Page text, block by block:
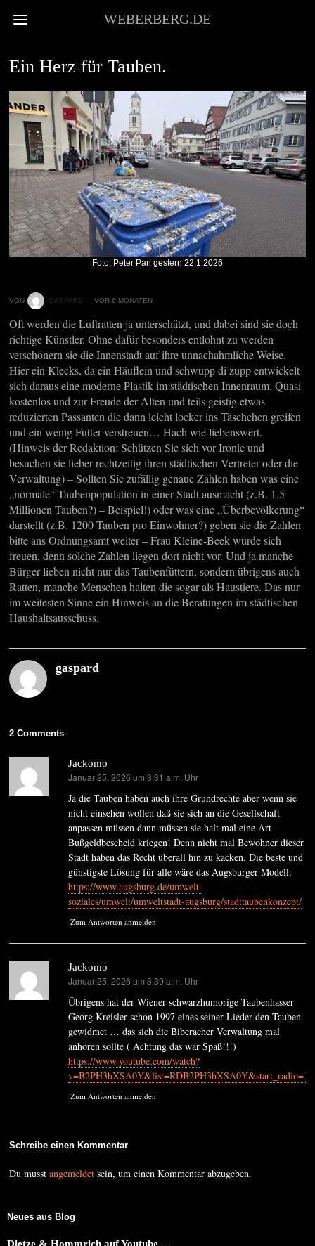
WEBERBERG.DE
Ein Herz für Tauben.
Foto: Peter Pan gestern 22.1.2026
VON GASPARD VOR 6 MONATEN
Oft werden die Luftratten ja unterschätzt, und dabei sind sie doch
richtige Künstler. Ohne dafür besonders entlohnt zu werden
verschönern sie die Innenstadt auf ihre unnachahmliche Weise.
Hier ein Klecks, da ein Häuflein und schwupp di zupp entwickelt
sich daraus eine moderne Plastik im städtischen Innenraum. Quasi
kostenlos und zur Freude der Alten und teils geistig etwas
reduzierten Passanten die dann leicht locker ins Täschchen greifen
und ein wenig Futter verstreuen… Hach wie liebenswert.
(Hinweis der Redaktion: Schützen Sie sich vor Ironie und
besuchen sie lieber rechtzeitig ihren städtischen Vertreter oder die
Verwaltung) – Sollten Sie zufällig genaue Zahlen haben was eine
„normale“ Taubenpopulation in einer Stadt ausmacht (z.B. 1,5
Millionen Tauben?) – Beispiel!) oder was eine „Überbevölkerung“
darstellt (z.B. 1200 Tauben pro Einwohner?) geben sie die Zahlen
bitte ans Ordnungsamt weiter – Frau Kleine-Beek würde sich
freuen, denn solche Zahlen liegen dort nicht vor. Und ja manche
Bürger lieben nicht nur das Taubenfüttern, sondern übrigens auch
Ratten, manche Menschen halten die sogar als Haustiere. Das nur
im weitesten Sinne ein Hinweis an die Beratungen im städtischen
Haushaltsausschuss.
gaspard
2 Comments
Jackomo
sagt:
Januar 25, 2026 um 3:31 a.m. Uhr
Ja die Tauben haben auch ihre Grundrechte aber wenn sie
nicht einsehen wollen daß sie sich an die Gesellschaft
anpassen müssen dann müssen sie halt mal eine Art
Bußgeldbescheid kriegen! Denn nicht mal Bewohner dieser
Stadt haben das Recht überall hin zu kacken. Die beste und
günstigste Lösung für alle wäre das Augsburger Modell:
https://www.augsburg.de/umwelt-
soziales/umwelt/umweltstadt-augsburg/stadttaubenkonzept/
Zum Antworten anmelden
Jackomo
sagt:
Januar 25, 2026 um 3:39 a.m. Uhr
Übrigens hat der Wiener schwarzhumorige Taubenhasser
Georg Kreisler schon 1997 eines seiner Lieder den Tauben
gewidmet … das sich die Biberacher Verwaltung mal
anhören sollte ( Achtung das war Spaß!!!)
https://www.youtube.com/watch?
v=B2PH3hXSA0Y&list=RDB2PH3hXSA0Y&start_radio=1
Zum Antworten anmelden
Schreibe einen Kommentar
Du musstangemeldet sein, um einen Kommentar abzugeben.
Neues aus Blog
Dietze & Hommrich auf Youtube …